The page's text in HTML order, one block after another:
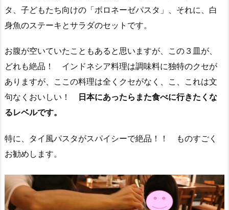
タ、子どもたち向けの「ボロネーゼパスタ」、それに、白
身魚のステーキとサラダのセットです。
お腹が空いていたこともあると思いますが、この３皿が、
どれも絶品！ インドネシア料理は調味料に独特のクセが
ありますが、ここの料理は全くクセがなく、こ、これは文
句なくおいしい！
日本にあったらまた食べに行きたくな
るレベルです。
特に、タイ風パスタがスパイシーで絶品！！ ものすごく
お勧めします。